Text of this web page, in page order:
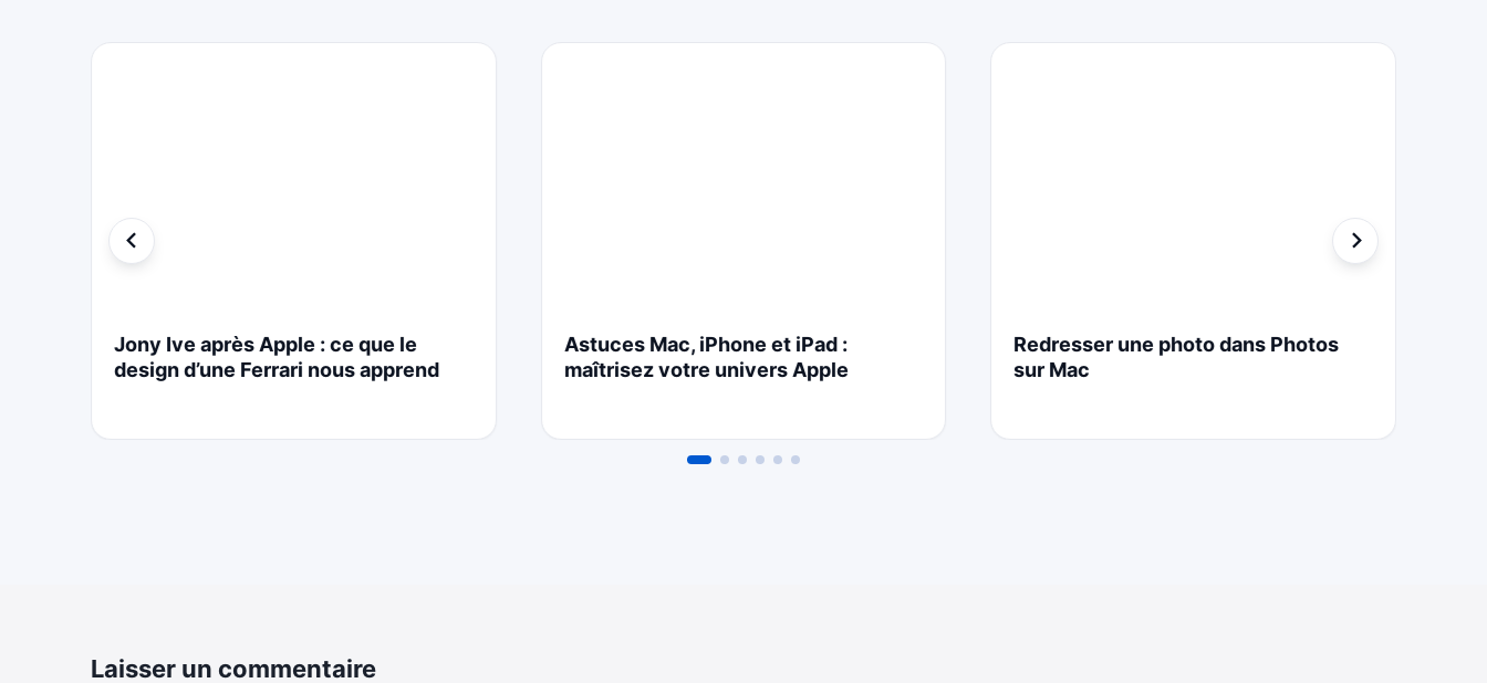
Jony Ive après Apple : ce que le
design d’une Ferrari nous apprend
Astuces Mac, iPhone et iPad :
maîtrisez votre univers Apple
Redresser une photo dans Photos
sur Mac
Laisser un commentaire